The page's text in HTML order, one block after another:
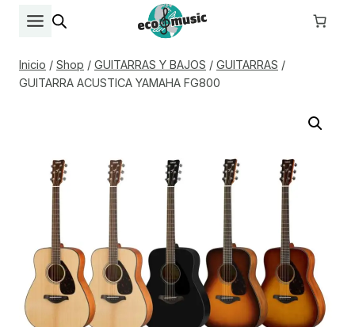
Inicio / Shop / GUITARRAS Y BAJOS / GUITARRAS /
GUITARRA ACUSTICA YAMAHA FG800